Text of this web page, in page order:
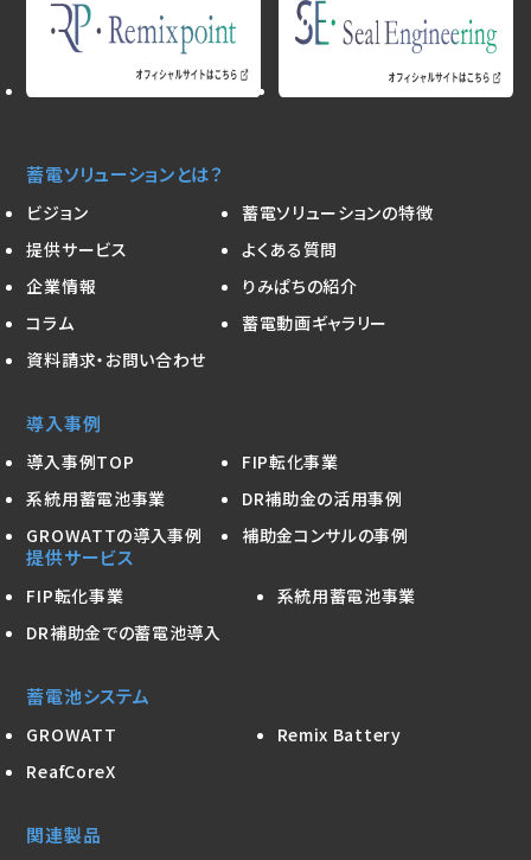
蓄電ソリューションとは？
ビジョン
蓄電ソリューションの特徴
提供サービス
よくある質問
企業情報
りみぱちの紹介
コラム
蓄電動画ギャラリー
資料請求・お問い合わせ
導入事例
導入事例TOP
FIP転化事業
系統用蓄電池事業
DR補助金の活用事例
GROWATTの導入事例
補助金コンサルの事例
提供サービス
FIP転化事業
系統用蓄電池事業
DR補助金での蓄電池導入
蓄電池システム
GROWATT
Remix Battery
ReafCoreX
関連製品